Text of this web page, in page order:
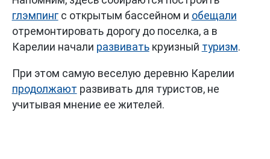
глэмпингс открытым бассейном и обещали
отремонтировать дорогу до поселка, а в
Карелии начали развиватькруизный туризм.
При этом самую веселую деревню Карелии
продолжают развивать для туристов, не
учитывая мнение ее жителей.